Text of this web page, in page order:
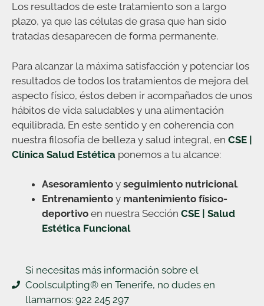
Los resultados de este tratamiento son a largo
plazo, ya que las células de grasa que han sido
tratadas desaparecen de forma permanente.
Para alcanzar la máxima satisfacción y potenciar los
resultados de todos los tratamientos de mejora del
aspecto físico, éstos deben ir acompañados de unos
hábitos de vida saludables y una alimentación
equilibrada. En este sentido y en coherencia con
nuestra filosofía de belleza y salud integral, en CSE |
Clínica Salud Estética ponemos a tu alcance:
Asesoramiento y seguimiento nutricional.
Entrenamiento y mantenimiento físico-
deportivo en nuestra Sección CSE | Salud
Estética Funcional
Si necesitas más información sobre el
Coolsculpting® en Tenerife, no dudes en
llamarnos: 922 245 297